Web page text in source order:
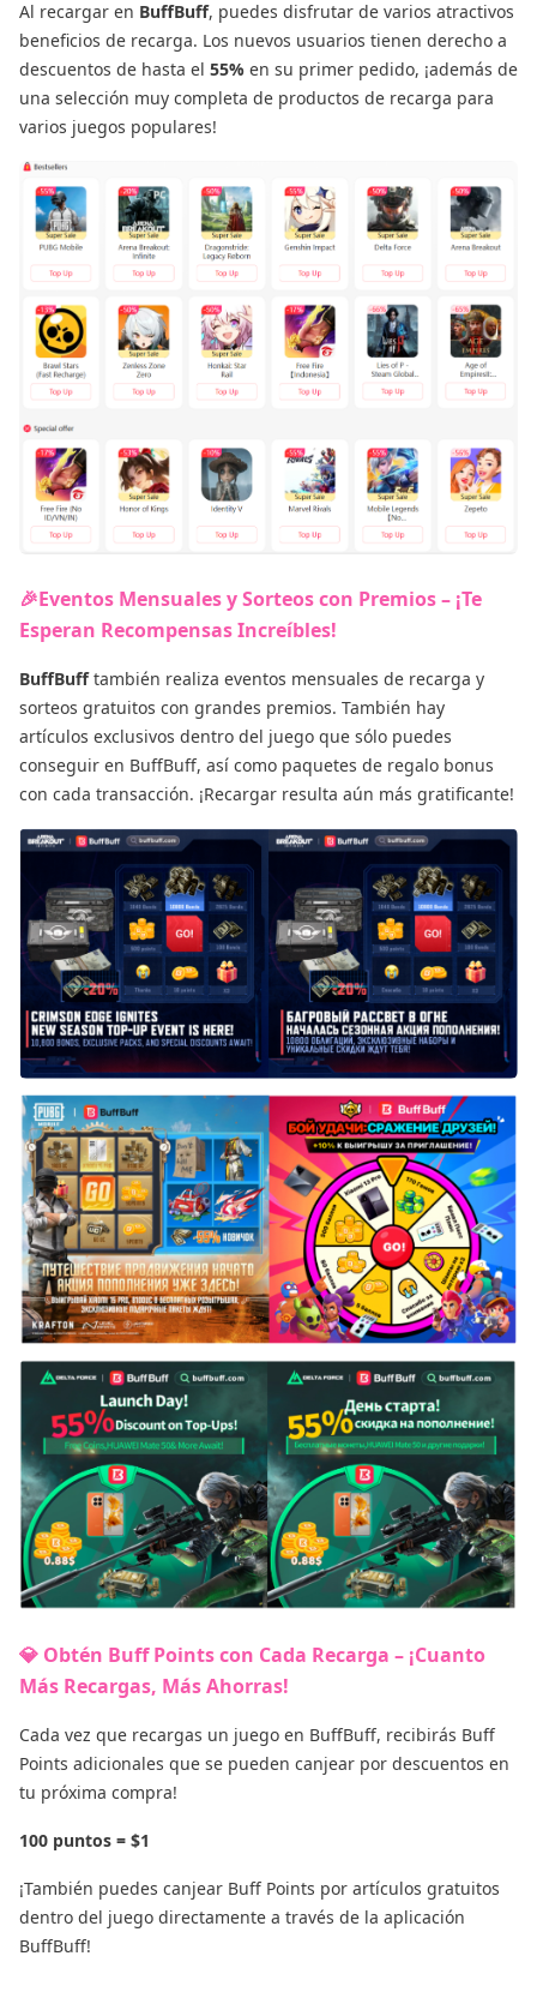
Al recargar en BuffBuff, puedes disfrutar de varios atractivos
beneficios de recarga. Los nuevos usuarios tienen derecho a
descuentos de hasta el 55% en su primer pedido, ¡además de
una selección muy completa de productos de recarga para
varios juegos populares!
🎉Eventos Mensuales y Sorteos con Premios – ¡Te
Esperan Recompensas Increíbles!
BuffBufftambién realiza eventos mensuales de recarga y
sorteos gratuitos con grandes premios. También hay
artículos exclusivos dentro del juego que sólo puedes
conseguir en BuffBuff, así como paquetes de regalo bonus
con cada transacción. ¡Recargar resulta aún más gratificante!
💎 Obtén Buff Points con Cada Recarga – ¡Cuanto
Más Recargas, Más Ahorras!
Cada vez que recargas un juego en BuffBuff, recibirás Buff
Points adicionales que se pueden canjear por descuentos en
tu próxima compra!
100 puntos = $1
¡También puedes canjear Buff Points por artículos gratuitos
dentro del juego directamente a través de la aplicación
BuffBuff!